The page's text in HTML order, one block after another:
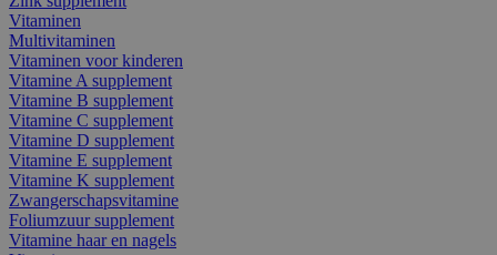
Vitaminen
Multivitaminen
Vitaminen voor kinderen
Vitamine A supplement
Vitamine B supplement
Vitamine C supplement
Vitamine D supplement
Vitamine E supplement
Vitamine K supplement
Zwangerschapsvitamine
Foliumzuur supplement
Vitamine haar en nagels